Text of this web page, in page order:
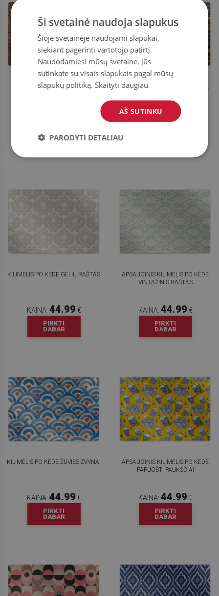
KĖDĖS KILIMĖLIS PROJEKTAS
PIRKTI
DABAR
APSAUGINIS KILIMĖLIS PO KĖDE
KAINA:44.99
KILIMĖLIS PO KĖDE GĖLIŲ RAŠTAS
KAINA: 44.99 €
PIRKTI
DABAR
APSAUGINIS KILIMĖLIS PO KĖDE
VINTAŽINIS RAŠTAS
KAINA: 44.99 €
PIRKTI
DABAR
KILIMĖLIS PO KĖDE ŽUVIES ŽVYNAI
KAINA: 44.99 €
PIRKTI
DABAR
APSAUGINIS KILIMĖLIS PO KĖDE
PAPUOŠTI PAUKŠČIAI
KAINA: 44.99 €
PIRKTI
DABAR
Ši svetainė naudoja slapukus
Šioje svetainėje naudojami slapukai,
siekiant pagerinti vartotojo patirtį.
Naudodamiesi mūsų svetaine, jūs
sutinkate su visais slapukais pagal mūsų
slapukų politiką.Skaityti daugiau
AŠ SUTINKU
PARODYTI DETALIAU